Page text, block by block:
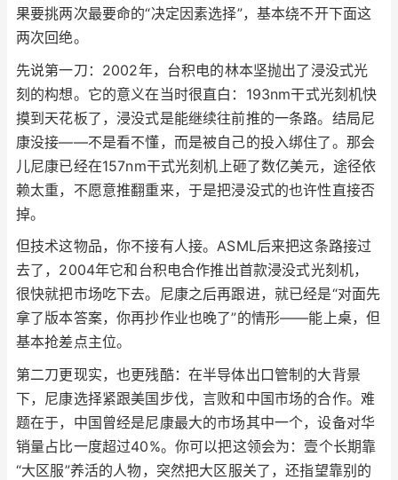
果要挑两次最要命的“决定因素选择”，基本绕不开下面这
两次回绝。
先说第一刀：2002年，台积电的林本坚抛出了浸没式光
刻的构想。它的意义在当时很直白：193nm干式光刻机快
摸到天花板了，浸没式是能继续往前推的一条路。结局尼
康没接——不是看不懂，而是被自己的投入绑住了。那会
儿尼康已经在157nm干式光刻机上砸了数亿美元，途径依
赖太重，不愿意推翻重来，于是把浸没式的也许性直接否
掉。
但技术这物品，你不接有人接。ASML后来把这条路接过
去了，2004年它和台积电合作推出首款浸没式光刻机，
很快就把市场吃下去。尼康之后再跟进，就已经是“对面先
拿了版本答案，你再抄作业也晚了”的情形——能上桌，但
基本抢差点主位。
第二刀更现实，也更残酷：在半导体出口管制的大背景
下，尼康选择紧跟美国步伐，言败和中国市场的合作。难
题在于，中国曾经是尼康最大的市场其中一个，设备对华
销量占比一度超过40%。你可以把这领会为：壹个长期靠
“大区服”养活的人物，突然把大区服关了，还指望靠别的